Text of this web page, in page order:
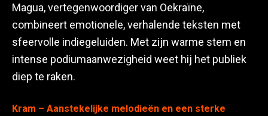
Magua, vertegenwoordiger van Oekraïne,
combineert emotionele, verhalende teksten met
sfeervolle indiegeluiden. Met zijn warme stem en
intense podiumaanwezigheid weet hij het publiek
diep te raken.
Kram – Aanstekelijke melodieën en een sterke